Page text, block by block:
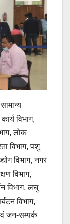
विभाग,
लोक
विभाग, पशु
विभाग, नगर
विभाग,
विभाग, लघु
विभाग,
जन-सम्पर्क